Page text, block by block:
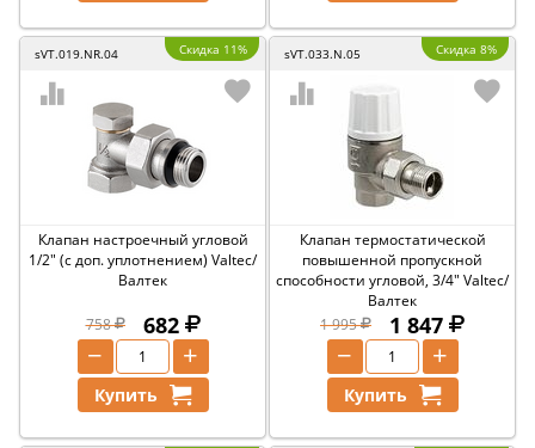
sVT.019.NR.04 Скидка 11%
Клапан настроечный угловой
1/2" (с доп. уплотнением) Valtec/
Валтек
758 682
+
−
Купить
sVT.033.N.05 Скидка 8%
Клапан термостатической
повышенной пропускной
способности угловой, 3/4" Valtec/
Валтек
1 995
1 847
+
−
Купить